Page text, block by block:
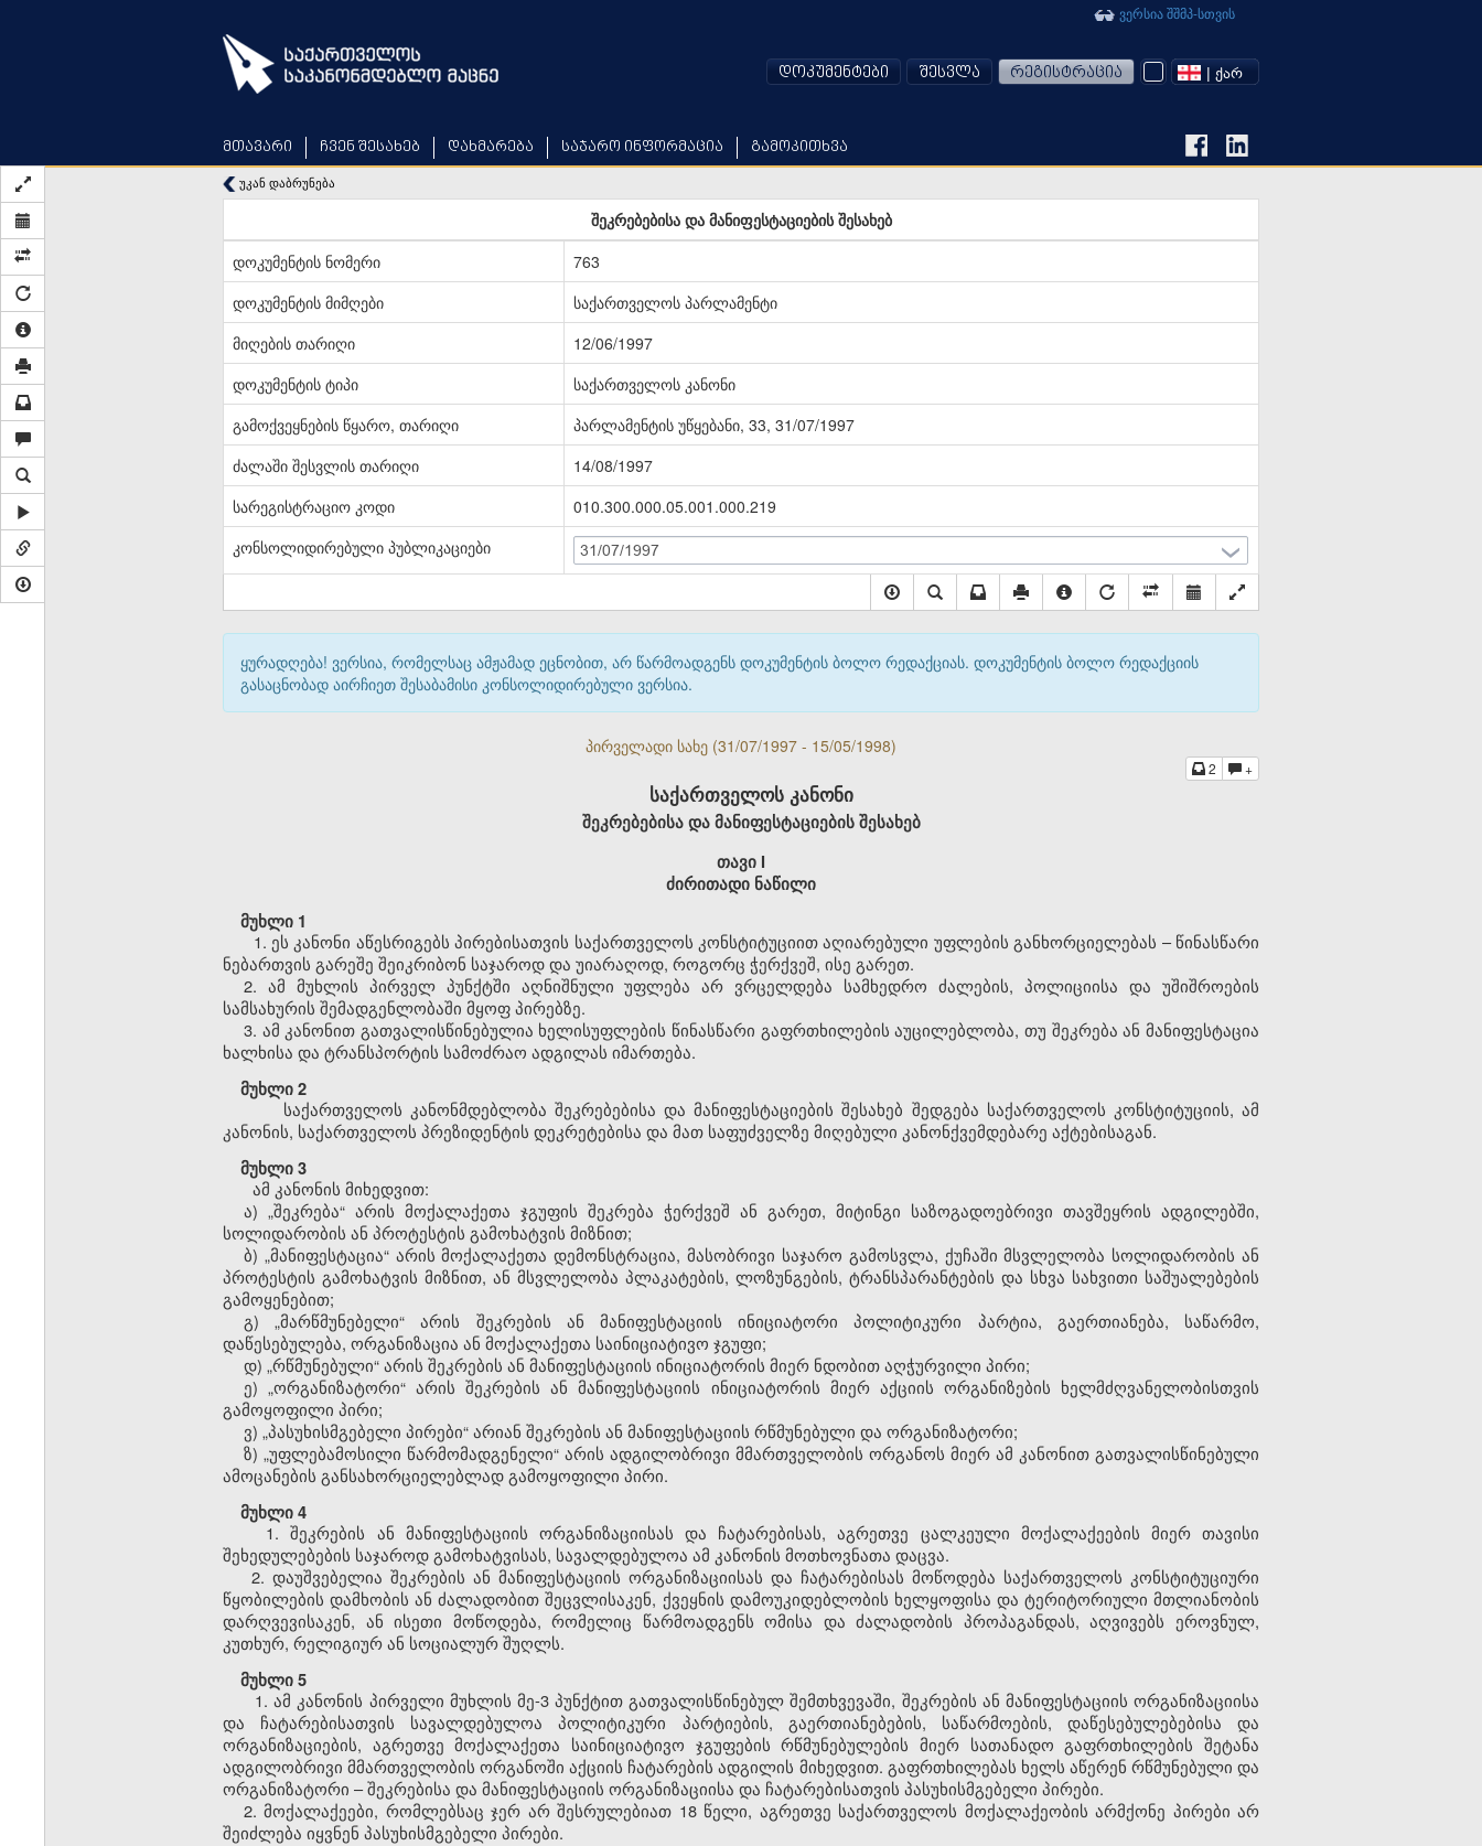
მთავარი ჩვენ შესახებ დახმარება საჯარო ინფორმაცია გამოკითხვა
ვერსია შშმპ-სთვის
დოკუმენტები შესვლა რეგისტრაცია | ᲥᲐᲠ
უკან დაბრუნება
შეკრებებისა და მანიფესტაციების შესახებ
დოკუმენტის ნომერი
763
დოკუმენტის მიმღები
საქართველოს პარლამენტი
მიღების თარიღი
12/06/1997
დოკუმენტის ტიპი
საქართველოს კანონი
გამოქვეყნების წყარო, თარიღი
პარლამენტის უწყებანი, 33, 31/07/1997
ძალაში შესვლის თარიღი
14/08/1997
სარეგისტრაციო კოდი
010.300.000.05.001.000.219
კონსოლიდირებული პუბლიკაციები
31/07/1997
ყურადღება! ვერსია, რომელსაც ამჟამად ეცნობით, არ წარმოადგენს დოკუმენტის ბოლო რედაქციას. დოკუმენტის ბოლო რედაქციის
გასაცნობად აირჩიეთ შესაბამისი კონსოლიდირებული ვერსია.
პირველადი სახე (31/07/1997 - 15/05/1998)
2 +
საქართველოს კანონი
შეკრებებისა და მანიფესტაციების შესახებ
თავი I
ძირითადი ნაწილი
მუხლი 1
1. ეს კანონი აწესრიგებს პირებისათვის საქართველოს კონსტიტუციით აღიარებული უფლების განხორციელებას – წინასწარი
ნებართვის გარეშე შეიკრიბონ საჯაროდ და უიარაღოდ, როგორც ჭერქვეშ, ისე გარეთ.
2. ამ მუხლის პირველ პუნქტში აღნიშნული უფლება არ ვრცელდება სამხედრო ძალების, პოლიციისა და უშიშროების
სამსახურის შემადგენლობაში მყოფ პირებზე.
3. ამ კანონით გათვალისწინებულია ხელისუფლების წინასწარი გაფრთხილების აუცილებლობა, თუ შეკრება ან მანიფესტაცია
ხალხისა და ტრანსპორტის სამოძრაო ადგილას იმართება.
მუხლი 2
საქართველოს კანონმდებლობა შეკრებებისა და მანიფესტაციების შესახებ შედგება საქართველოს კონსტიტუციის, ამ
კანონის, საქართველოს პრეზიდენტის დეკრეტებისა და მათ საფუძველზე მიღებული კანონქვემდებარე აქტებისაგან.
მუხლი 3
ამ კანონის მიხედვით:
ა) „შეკრება“ არის მოქალაქეთა ჯგუფის შეკრება ჭერქვეშ ან გარეთ, მიტინგი საზოგადოებრივი თავშეყრის ადგილებში,
სოლიდარობის ან პროტესტის გამოხატვის მიზნით;
ბ) „მანიფესტაცია“ არის მოქალაქეთა დემონსტრაცია, მასობრივი საჯარო გამოსვლა, ქუჩაში მსვლელობა სოლიდარობის ან
პროტესტის გამოხატვის მიზნით, ან მსვლელობა პლაკატების, ლოზუნგების, ტრანსპარანტების და სხვა სახვითი საშუალებების
გამოყენებით;
გ) „მარწმუნებელი“ არის შეკრების ან მანიფესტაციის ინიციატორი პოლიტიკური პარტია, გაერთიანება, საწარმო,
დაწესებულება, ორგანიზაცია ან მოქალაქეთა საინიციატივო ჯგუფი;
დ) „რწმუნებული“ არის შეკრების ან მანიფესტაციის ინიციატორის მიერ ნდობით აღჭურვილი პირი;
ე) „ორგანიზატორი“ არის შეკრების ან მანიფესტაციის ინიციატორის მიერ აქციის ორგანიზების ხელმძღვანელობისთვის
გამოყოფილი პირი;
ვ) „პასუხისმგებელი პირები“ არიან შეკრების ან მანიფესტაციის რწმუნებული და ორგანიზატორი;
ზ) „უფლებამოსილი წარმომადგენელი“ არის ადგილობრივი მმართველობის ორგანოს მიერ ამ კანონით გათვალისწინებული
ამოცანების განსახორციელებლად გამოყოფილი პირი.
მუხლი 4
1. შეკრების ან მანიფესტაციის ორგანიზაციისას და ჩატარებისას, აგრეთვე ცალკეული მოქალაქეების მიერ თავისი
შეხედულებების საჯაროდ გამოხატვისას, სავალდებულოა ამ კანონის მოთხოვნათა დაცვა.
2. დაუშვებელია შეკრების ან მანიფესტაციის ორგანიზაციისას და ჩატარებისას მოწოდება საქართველოს კონსტიტუციური
წყობილების დამხობის ან ძალადობით შეცვლისაკენ, ქვეყნის დამოუკიდებლობის ხელყოფისა და ტერიტორიული მთლიანობის
დარღვევისაკენ, ან ისეთი მოწოდება, რომელიც წარმოადგენს ომისა და ძალადობის პროპაგანდას, აღვივებს ეროვნულ,
კუთხურ, რელიგიურ ან სოციალურ შუღლს.
მუხლი 5
1. ამ კანონის პირველი მუხლის მე-3 პუნქტით გათვალისწინებულ შემთხვევაში, შეკრების ან მანიფესტაციის ორგანიზაციისა
და ჩატარებისათვის სავალდებულოა პოლიტიკური პარტიების, გაერთიანებების, საწარმოების, დაწესებულებებისა და
ორგანიზაციების, აგრეთვე მოქალაქეთა საინიციატივო ჯგუფების რწმუნებულების მიერ სათანადო გაფრთხილების შეტანა
ადგილობრივი მმართველობის ორგანოში აქციის ჩატარების ადგილის მიხედვით. გაფრთხილებას ხელს აწერენ რწმუნებული და
ორგანიზატორი – შეკრებისა და მანიფესტაციის ორგანიზაციისა და ჩატარებისათვის პასუხისმგებელი პირები.
2. მოქალაქეები, რომლებსაც ჯერ არ შესრულებიათ 18 წელი, აგრეთვე საქართველოს მოქალაქეობის არმქონე პირები არ
შეიძლება იყვნენ პასუხისმგებელი პირები.